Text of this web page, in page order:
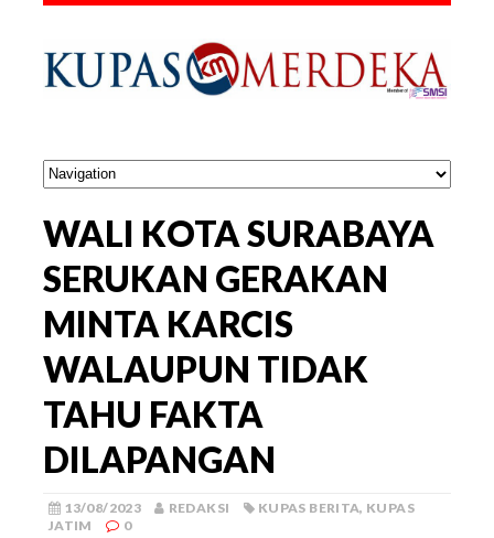
WALI KOTA SURABAYA
SERUKAN GERAKAN
MINTA KARCIS
WALAUPUN TIDAK
TAHU FAKTA
DILAPANGAN
13/08/2023 REDAKSI KUPAS BERITA, KUPAS
JATIM
0